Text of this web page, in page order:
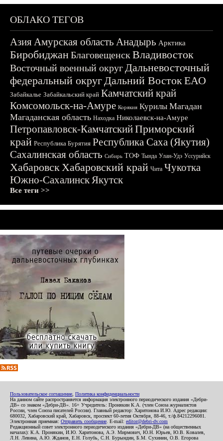
ОБЛАКО ТЕГОВ
АзияАмурская область Анадырь Арктика
БиробиджанБлаговещенскВладивосток
Восточный военный округДальневосточный
федеральный округДальний ВостокЕАО
Забайкалье Забайкальский край Камчатский край
Комсомольск-на-Амуре Корякия Курилы Магадан
Магаданская область Находка Николаевск-на-Амуре
Петропавловск-КамчатскийПриморский
край Республика Бурятия Республика Саха (Якутия)
Сахалинская область Сибирь ТОФ Тында Улан-Удэ Уссурийск
ХабаровскХабаровский край Чита Чукотка
Южно-СахалинскЯкутск
Все теги >>
Пользовательское соглашение Политика конфиденциальности
На данном сайте распространяется информация электронного периодического издания «Дебри-
ДВ» со знаком «Дебри-ДВ». 16+ Учредитель: Пронякин К.А. (член Союза журналистов
России, член Союза писателей России). Главный редактор: Харитонова И.Ю. Адрес редакции:
680032, Хабаровский край, Хабаровск, проспект 60-летия Октября, 88-46, т./ф.84212296081.
Электронная приемная: Отправить сообщение . E-mail: editor@debri-dv.com
Редакционный совет электронного периодического издания «Дебри-ДВ» (на общественных
началах): К.А. Пронякин, И.Ю. Харитонова, А.Э. Мирмович, Ю.Н. Юрьев, Ю.В. Ковалев,
Л.Н. Левина, А.Ю. Жданов, Е.Н. Голубь, С.Н. Бурындин, Б.М. Сухинин, О.В. Егорова